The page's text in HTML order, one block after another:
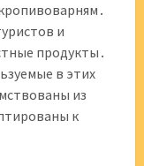
и
продукты․
в этих
из
к